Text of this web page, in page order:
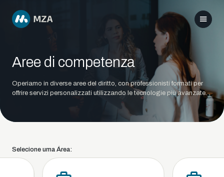
Aree di competenza
Operiamo in diverse aree del diritto, con professionisti formati per
offrire servizi personalizzati utilizzando le tecnologie più avanzate.
Selecione uma Área: